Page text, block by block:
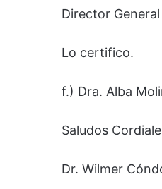
Director
Lo certifico.
f.) Dra. Alba
Saludos
Dr. Wilmer